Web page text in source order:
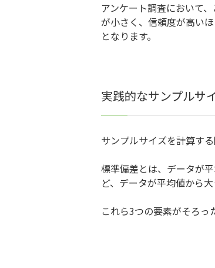
アンケート調査において
が小さく、信頼度が高い
となります。
実践的なサンプルサ
サンプルサイズを計算す
標準偏差とは、データが
ど、データが平均値から
これら3つの要素がそろっ